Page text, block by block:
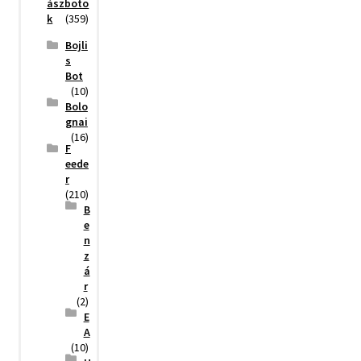
ászboto
k
(359)
Bojli
s
Bot
(10)
Bolo
gnai
(16)
F
eede
r
(210)
B
e
n
z
á
r
(2)
E
A
(10)